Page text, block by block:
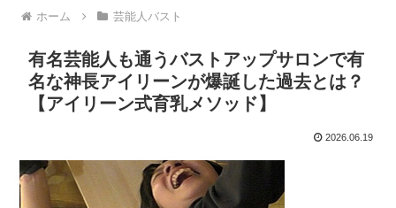
ホーム 芸能人バスト
有名芸能人も通うバストアップサロンで有
名な神長アイリーンが爆誕した過去とは？
【アイリーン式育乳メソッド】
2026.06.19